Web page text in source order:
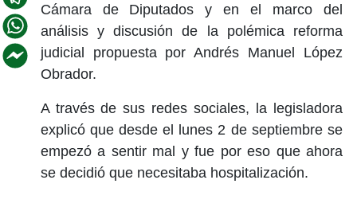
Cámara de Diputados y en el marco del
análisis y discusión de la polémica reforma
judicial propuesta por Andrés Manuel López
Obrador.
A través de sus redes sociales, la legisladora
explicó que desde el lunes 2 de septiembre se
empezó a sentir mal y fue por eso que ahora
se decidió que necesitaba hospitalización.